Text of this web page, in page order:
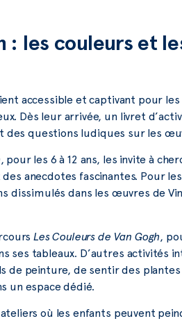
: les couleurs et
accessible et captivant pour
Dès leur arrivée, un livret
des questions ludiques sur les
, pour les 6 à 12 ans, les invite à
anecdotes fascinantes. Pour
dissimulés dans les œuvres de
Les Couleurs de Van Gogh,
ses tableaux. D’autres activités
de peinture, de sentir des
un espace dédié.
où les enfants peuvent